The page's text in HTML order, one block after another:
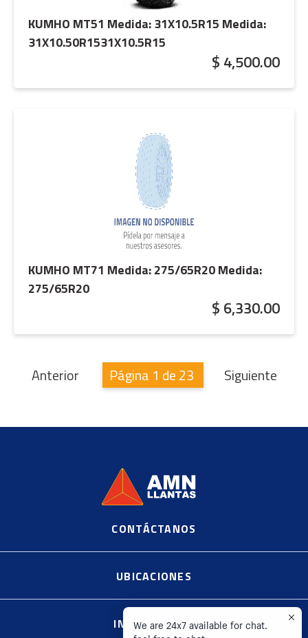
KUMHO MT51 Medida: 31X10.5R15 Medida:
31X10.50R1531X10.5R15
$ 4,500.00
KUMHO MT71 Medida: 275/65R20Medida:
275/65R20
$ 6,330.00
Anterior Página 1 de 23 Siguiente
2020, AMN Supplier Llantas https://es.shopify.com
CONTÁCTANOS
UBICACIONES
INFORMACIÓN
We are 24x7 available for chat.